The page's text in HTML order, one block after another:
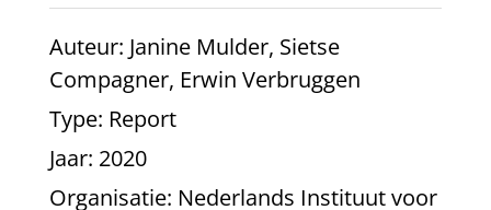
Auteur: Janine Mulder, Sietse
Compagner, Erwin Verbruggen
Type: Report
Jaar: 2020
Organisatie: Nederlands Instituut voor